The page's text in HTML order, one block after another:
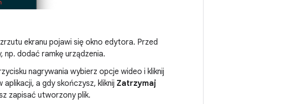
ekranu pojawi się okno edytora. Przed
np. dodać ramkę urządzenia.
nagrywania wybierz opcje wideo i kliknij
aplikacji, a gdy skończysz, kliknij Zatrzymaj
zapisać utworzony plik.